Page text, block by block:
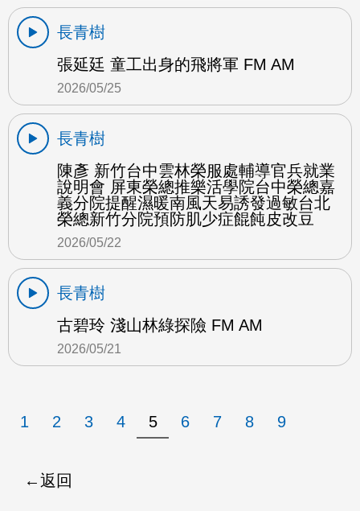
長青樹
張延廷 童工出身的飛將軍 FM AM
2026/05/25
長青樹
陳彥 新竹台中雲林榮服處輔導官兵就業
說明會 屏東榮總推樂活學院台中榮總嘉
義分院提醒濕暖南風天易誘發過敏台北
榮總新竹分院預防肌少症餛飩皮改豆
2026/05/22
長青樹
古碧玲 淺山林綠探險 FM AM
2026/05/21
1 2 3 4 5 6 7 8 9
返回